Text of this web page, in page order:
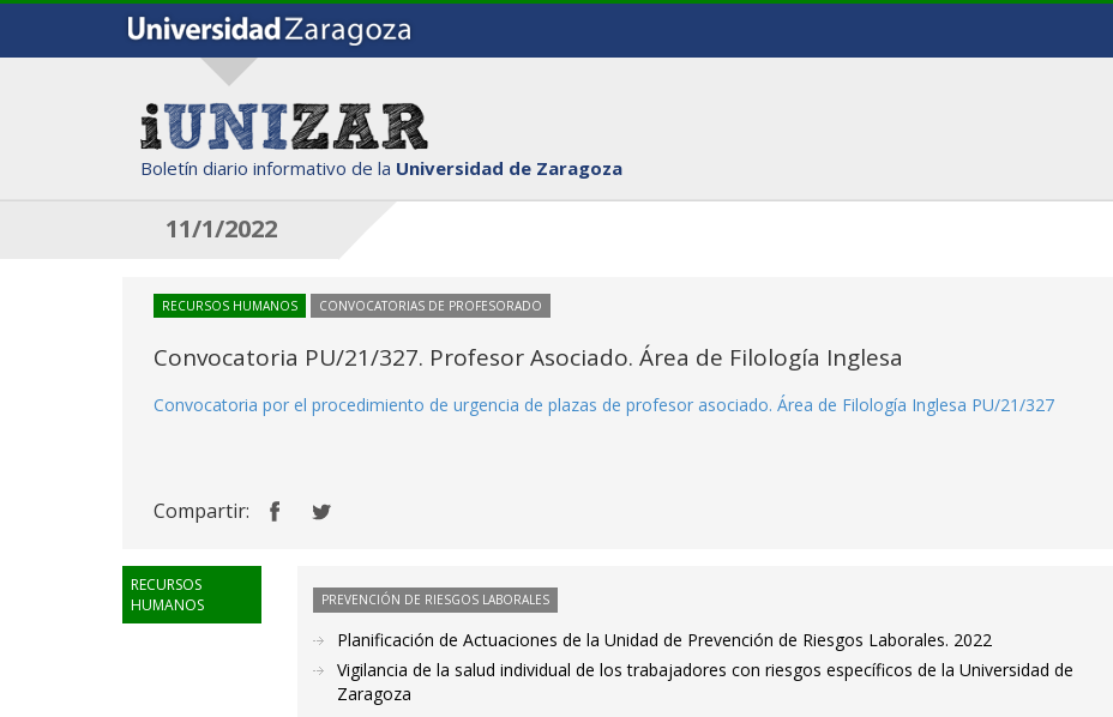
Boletín diario informativo de la Universidad de Zaragoza
11/1/2022
RECURSOS HUMANOS CONVOCATORIAS DE PROFESORADO
Convocatoria PU/21/327. Profesor Asociado. Área de Filología Inglesa
Convocatoria por el procedimiento de urgencia de plazas de profesor asociado. Área de Filología Inglesa PU/21/327
Compartir:
RECURSOS
HUMANOS
PREVENCIÓN DE RIESGOS LABORALES
Planificación de Actuaciones de la Unidad de Prevención de Riesgos Laborales. 2022
Vigilancia de la salud individual de los trabajadores con riesgos específicos de la Universidad de
Zaragoza